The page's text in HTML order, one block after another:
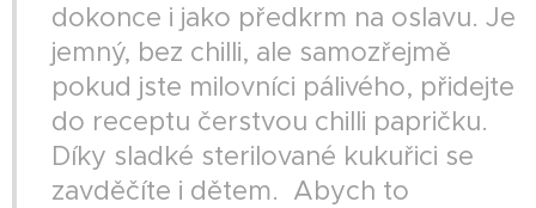
dokonce i jako předkrm na oslavu. Je
jemný, bez chilli, ale samozřejmě
pokud jste milovníci pálivého, přidejte
do receptu čerstvou chilli papričku.
Díky sladké sterilované kukuřici se
zavděčíte i dětem. Abych to